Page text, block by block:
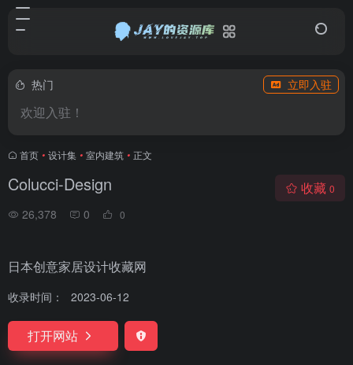
热门 立即入驻
欢迎入驻！
首页 • 设计集 • 室内建筑 • 正文
Colucci-Design
26,378 0 0
收藏 0
日本创意家居设计收藏网
收录时间： 2023-06-12
打开网站